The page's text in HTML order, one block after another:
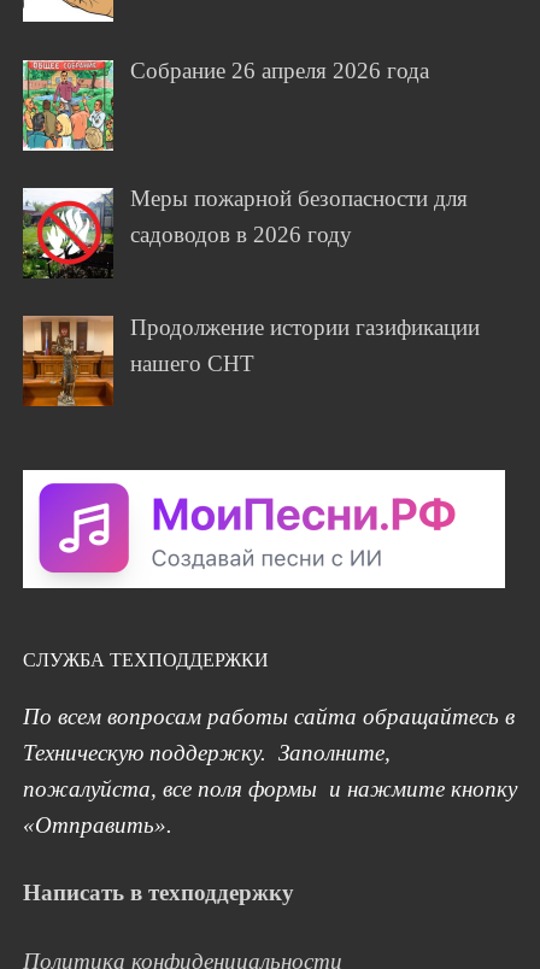
Собрание 26 апреля 2026 года
Меры пожарной безопасности для
садоводов в 2026 году
Продолжение истории газификации
нашего СНТ
СЛУЖБА ТЕХПОДДЕРЖКИ
По всем вопросам работы сайта обращайтесь в
Техническую поддержку. Заполните,
пожалуйста, все поля формы и нажмите кнопку
«Отправить».
Написать в техподдержку
Политика конфиденциальности